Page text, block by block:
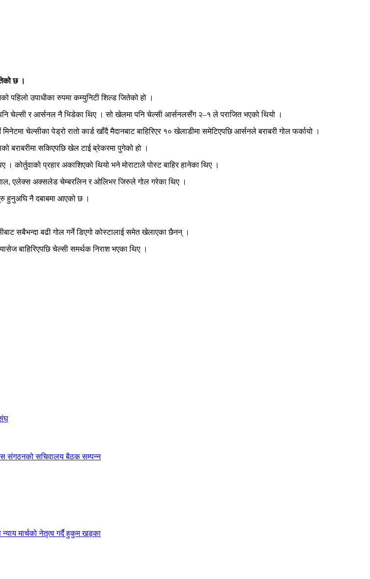
छ ।
पहिलो उपाधीका रुपमा कम्युनिटी शिल्ड जितेको हो ।
चेल्सी र आर्सनल नै भिडेका थिए । सो खेलमा पनि चेल्सी आर्सनलसँग २–१ ले पराजित भएको थियो ।
चेल्सीका पेड्रो रातो कार्ड खाँदै मैदानबाट बाहिरिएर १० खेलाडीमा समेटिएपछि आर्सनले बराबरी गोल फर्कायो ।
बराबरीमा सकिएपछि खेल टाई ब्रेकरमा पुगेको हो ।
कोर्तुवाको प्रहार अकाशिएको थियो भने मोराटाले पोस्ट बाहिर हानेका थिए ।
एलेक्स अक्सलेड चेम्बरलिन र ओलिभर जिरुले गोल गरेका थिए ।
हुनुअघि नै दबाबमा आएको छ ।
सबैभन्दा बढी गोल गर्ने डिएगो कोस्टालाई समेत खेलाएका छैनन् ।
बाहिरिएपछि चेल्सी समर्थक निराश भएका थिए ।